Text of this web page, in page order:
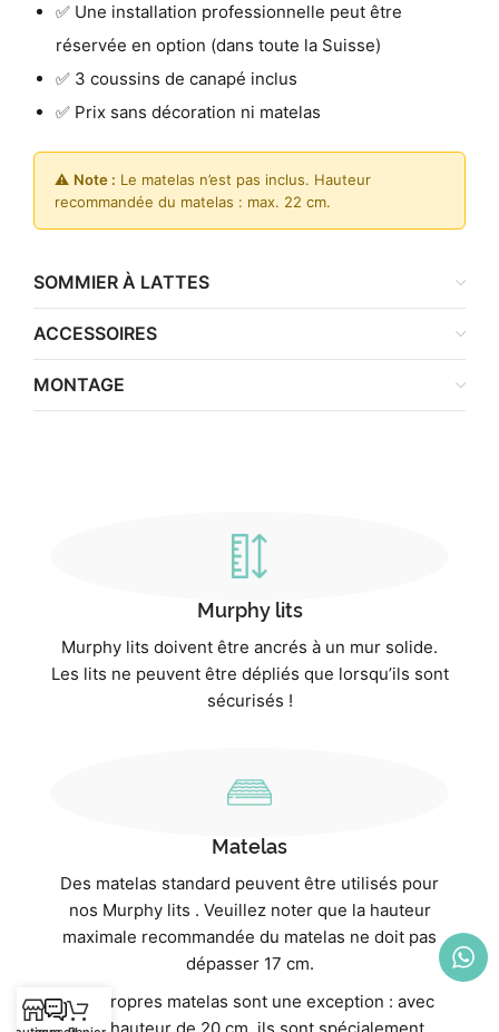
✅ Une installation professionnelle peut être
réservée en option (dans toute la Suisse)
✅ 3 coussins de canapé inclus
✅ Prix sans décoration ni matelas
⚠️ Note : Le matelas n’est pas inclus. Hauteur
recommandée du matelas : max. 22 cm.
SOMMIER À LATTES
ACCESSOIRES
MONTAGE
Murphy lits
Murphy lits doivent être ancrés à un mur solide.
Les lits ne peuvent être dépliés que lorsqu’ils sont
sécurisés !
Matelas
Des matelas standard peuvent être utilisés pour
nos Murphy lits . Veuillez noter que la hauteur
maximale recommandée du matelas ne doit pas
dépasser 17 cm.
Nos propres matelas sont une exception : avec